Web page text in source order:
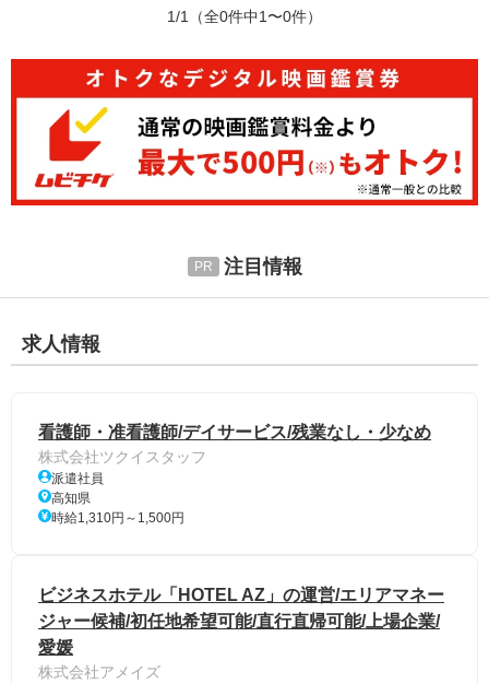
1/1 （全0件中1〜0件）
注目情報
求人情報
看護師・准看護師/デイサービス/残業なし・少なめ
株式会社ツクイスタッフ
派遣社員
高知県
時給1,310円～1,500円
ビジネスホテル「HOTEL AZ」の運営/エリアマネー
ジャー候補/初任地希望可能/直行直帰可能/上場企業/
愛媛
株式会社アメイズ